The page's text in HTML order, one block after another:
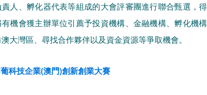
人、孵化器代表等組成的大會評審團進行聯合甄選，
機會獲主辦單位引薦予投資機構、金融機構、孵化機
大灣區、尋找合作夥伴以及資金資源等爭取機會。
科技企業(澳門)創新創業大賽